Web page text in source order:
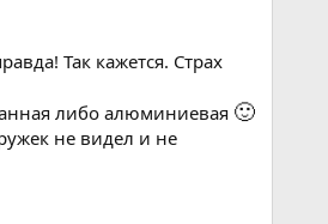
Так кажется. Страх
либо алюминиевая 🙂
не видел и не